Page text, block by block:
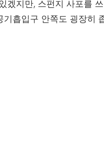
겠지만, 스펀지 사포를
흡입구 안쪽도 굉장히